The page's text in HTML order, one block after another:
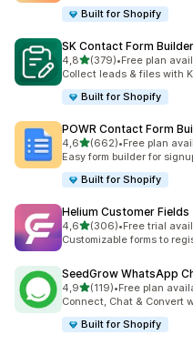
Built for Shopify
SK Contact Form Builder
4,8de 5 estrelas
(379)
379 total de avaliações
•Free plan
Collect leads & files with
Built for Shopify
POWR Contact Form
4,6de 5 estrelas
(662)
662 total de avaliações
•Free plan
Easy form builder for
Built for Shopify
Helium Customer Fields
4,6de 5 estrelas
(306)
306 total de avaliações
•Free trial
Customizable forms to
SeedGrow WhatsApp
4,9de 5 estrelas
(119)
119 total de avaliações
•Free plan
Connect, Chat & Convert
Built for Shopify